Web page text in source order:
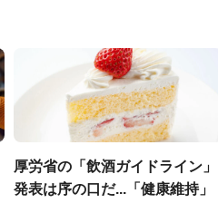
厚労省の「飲酒ガイドライン」
発表は序の口だ...「健康維持」